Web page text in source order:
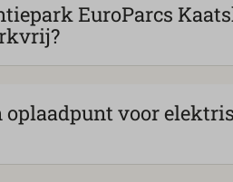
EuroParcs
oplaadpunt voor